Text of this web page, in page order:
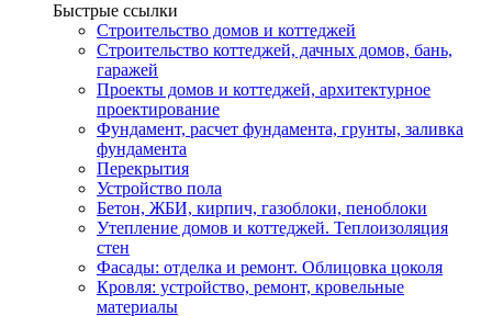
Быстрые ссылки
Строительство домов и коттеджей
Строительство коттеджей, дачных домов, бань,
гаражей
Проекты домов и коттеджей, архитектурное
проектирование
Фундамент, расчет фундамента, грунты, заливка
фундамента
Перекрытия
Устройство пола
Бетон, ЖБИ, кирпич, газоблоки, пеноблоки
Утепление домов и коттеджей. Теплоизоляция
стен
Фасады: отделка и ремонт. Облицовка цоколя
Кровля: устройство, ремонт, кровельные
материалы